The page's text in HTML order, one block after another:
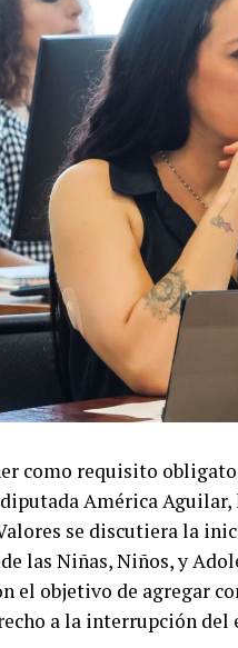
como requisito
América
se discutiera la
las Niñas, Niños, y
el objetivo de agregar
a la interrupción